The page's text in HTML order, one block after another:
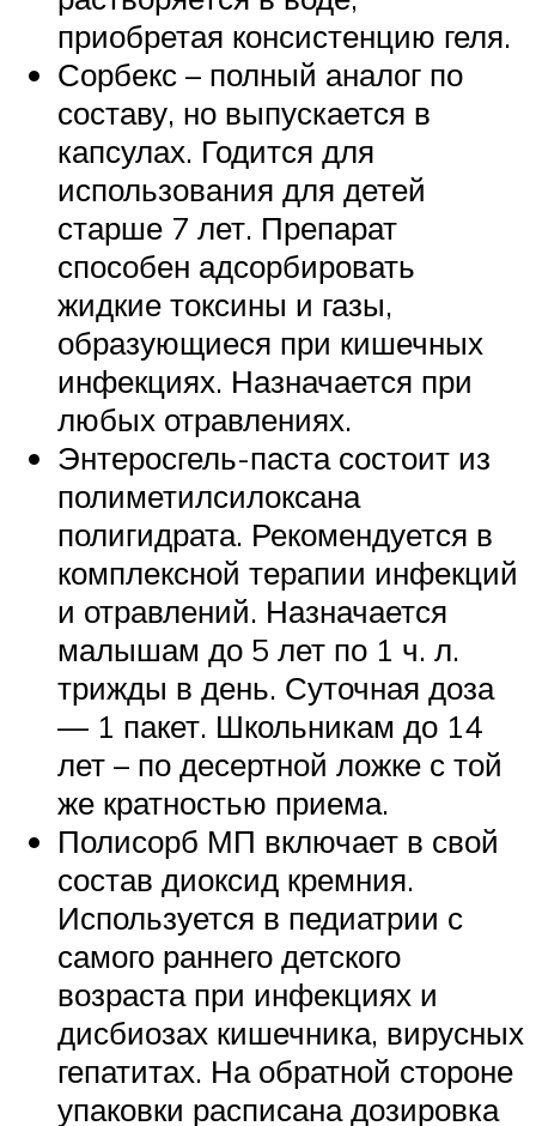
приобретая консистенцию геля.
Сорбекс – полный аналог по
составу, но выпускается в
капсулах. Годится для
использования для детей
старше 7 лет. Препарат
способен адсорбировать
жидкие токсины и газы,
образующиеся при кишечных
инфекциях. Назначается при
любых отравлениях.
Энтеросгель-паста состоит из
полиметилсилоксана
полигидрата. Рекомендуется в
комплексной терапии инфекций
и отравлений. Назначается
малышам до 5 лет по 1 ч. л.
трижды в день. Суточная доза
— 1 пакет. Школьникам до 14
лет – по десертной ложке с той
же кратностью приема.
Полисорб МП включает в свой
состав диоксид кремния.
Используется в педиатрии с
самого раннего детского
возраста при инфекциях и
дисбиозах кишечника, вирусных
гепатитах. На обратной стороне
упаковки расписана дозировка